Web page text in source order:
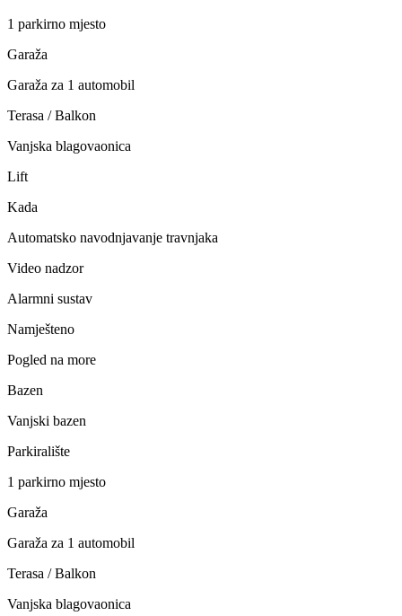
1 parkirno mjesto
Garaža
Garaža za 1 automobil
Terasa / Balkon
Vanjska blagovaonica
Lift
Kada
Automatsko navodnjavanje travnjaka
Video nadzor
Alarmni sustav
Namješteno
Pogled na more
Bazen
Vanjski bazen
Parkiralište
1 parkirno mjesto
Garaža
Garaža za 1 automobil
Terasa / Balkon
Vanjska blagovaonica